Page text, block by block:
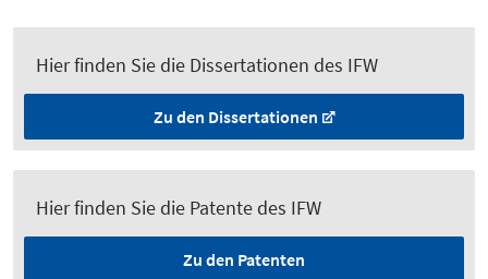
Hier finden Sie die Dissertationen des IFW
Zu den Dissertationen
Hier finden Sie die Patente des IFW
Zu den Patenten